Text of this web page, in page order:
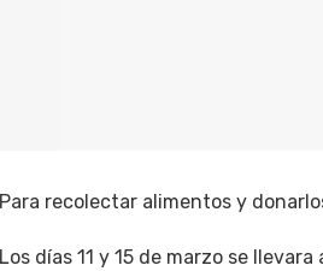
Para recolectar alimentos y
Los días 11 y 15 de marzo se